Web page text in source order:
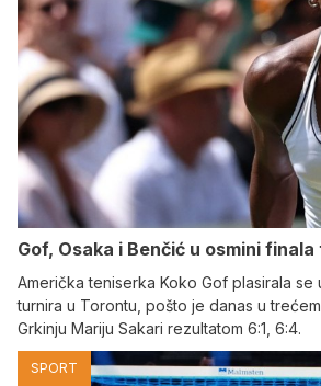
Gof, Osaka i Benčić u osmini
Američka teniserka Koko Gof plasirala se
turnira u Torontu, pošto je danas u
Grkinju Mariju Sakari rezultatom 6:1, 6:4.
SPORT